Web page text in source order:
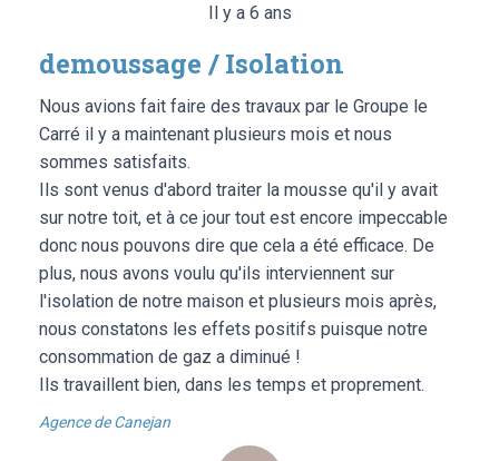
Il y a 6 ans
demoussage / Isolation
Nous avions fait faire des travaux par le Groupe le
Carré il y a maintenant plusieurs mois et nous
sommes satisfaits.
Ils sont venus d'abord traiter la mousse qu'il y avait
sur notre toit, et à ce jour tout est encore impeccable
donc nous pouvons dire que cela a été efficace. De
plus, nous avons voulu qu'ils interviennent sur
l'isolation de notre maison et plusieurs mois après,
nous constatons les effets positifs puisque notre
consommation de gaz a diminué !
Ils travaillent bien, dans les temps et proprement.
Agence de Canejan